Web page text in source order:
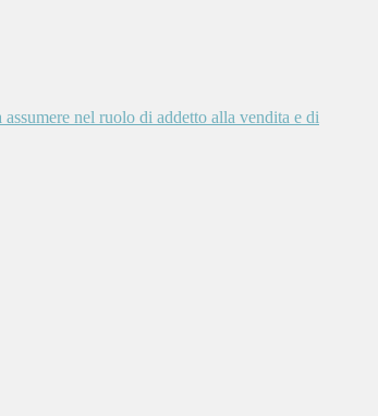
nel ruolo di addetto alla vendita e di